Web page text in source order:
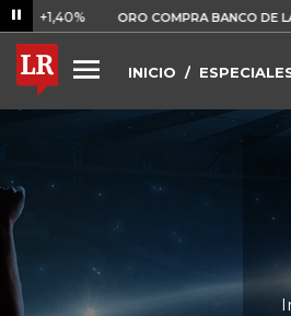
ORO COMPRA BANCO DE LA
INICIO